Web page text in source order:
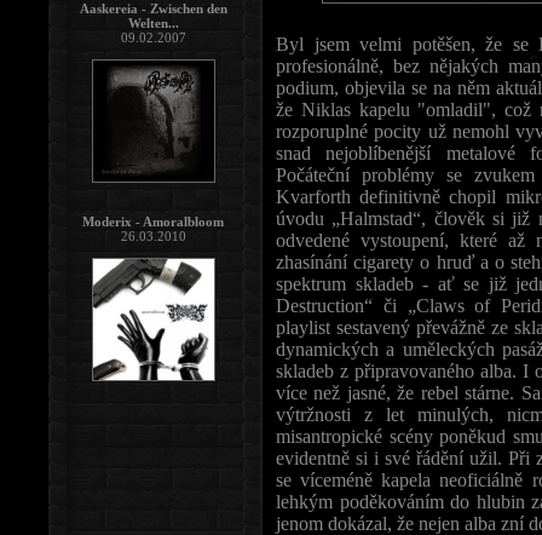
Byl jsem velmi potěšen, že se
profesionálně, bez nějakých
podium, objevila se na něm
že Niklas kapelu "omladil", což
rozporuplné pocity už nemohl
snad nejoblíbenější metalové
Počáteční problémy se
Kvarforth definitivně chopil
úvodu „Halmstad“, člověk si již
odvedené vystoupení, které
zhasínání cigarety o hruď a o
spektrum skladeb - ať se již
Destruction“ či „Claws of
playlist sestavený převážně ze
dynamických a uměleckých
skladeb z připravovaného alba. I
více než jasné, že rebel stárne.
výtržnosti z let minulých,
misantropické scény poněkud
evidentně si i své řádění užil. Při
se víceméně kapela
lehkým poděkováním do hlubin
jenom dokázal, že nejen alba zní
Aaskereia - Zwischen den
Welten...
09.02.2007
Moderix - Amoralbloom
26.03.2010